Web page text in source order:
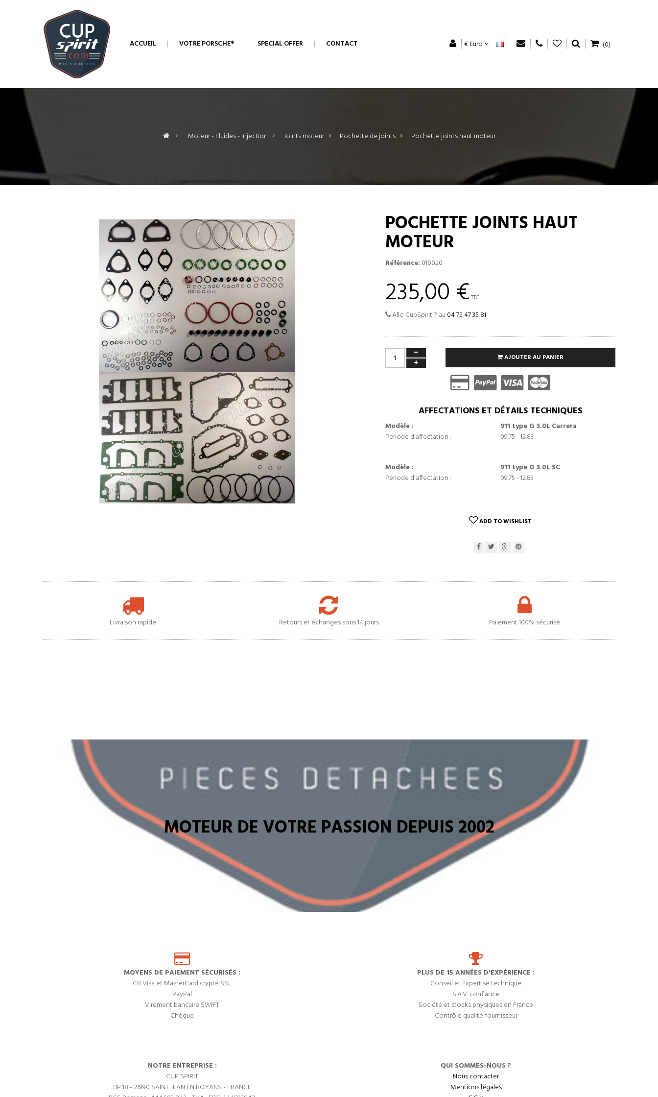
ACCUEIL VOTRE PORSCHE® SPECIAL OFFER CONTACT € Euro (0)
> Moteur - Fluides - Injection > Joints moteur > Pochette de joints > Pochette joints haut moteur
POCHETTE JOINTS HAUT
MOTEUR
Référence: 010020
235,00 € TTC
Allo CupSpirit ? au 04 75 47 35 81
AJOUTER AU PANIER
AFFECTATIONS ET DÉTAILS TECHNIQUES
Modèle :
911 type G 3.0L Carrera
Periode d'affectation :
09.75 - 12.83
Modèle :
911 type G 3.0L SC
Periode d'affectation :
09.75 - 12.83
ADD TO WISHLIST
Livraison rapide Retours et échanges sous 14 jours Paiement 100% sécurisé
MOTEUR DE VOTRE PASSION DEPUIS 2002
MOYENS DE PAIEMENT SÉCURISÉS :
CB Visa et MasterCard crypté SSL
PayPal
Virement bancaire SWIFT
Chèque
PLUS DE 15 ANNÉES D'EXPÉRIENCE :
Conseil et Expertise technique
S.A.V. confiance
Société et stocks physiques en France
Contrôle qualité fournisseur
NOTRE ENTREPRISE :
CUP SPIRIT
BP 18 - 26190 SAINT JEAN EN ROYANS - FRANCE
QUI SOMMES-NOUS ?
Nous contacter
Mentions légales